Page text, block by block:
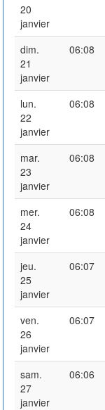
20
janvier
dim.
21
janvier
06:08
lun.
22
janvier
06:08
mar.
23
janvier
06:08
mer.
24
janvier
06:08
jeu.
25
janvier
06:07
ven.
26
janvier
06:07
sam.
27
janvier
06:06